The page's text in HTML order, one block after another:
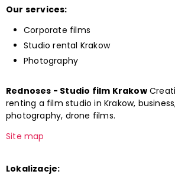
Our services:
Corporate films
Studio rental Krakow
Photography
Rednoses - Studio film Krakow
renting a film studio in Krakow,
photography, drone films.
Site map
Lokalizacje: